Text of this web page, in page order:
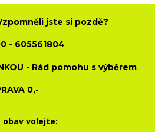
jste si pozdě?
- 605561804
- Rád pomohu s výběrem
0,-
obav volejte: